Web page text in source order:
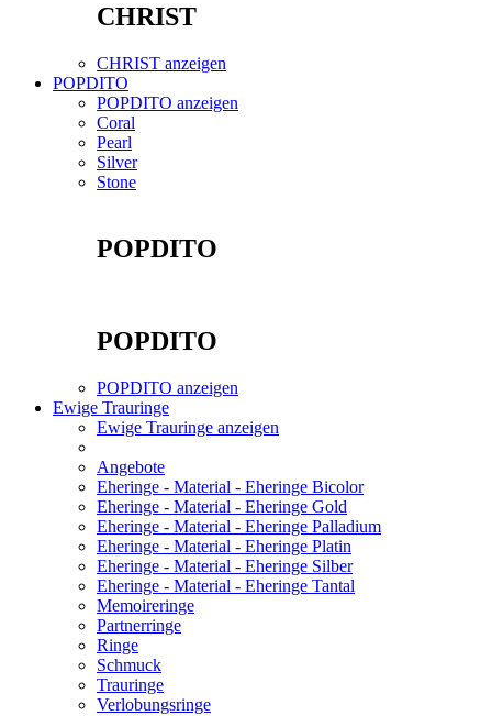
CHRIST
CHRIST anzeigen
POPDITO
POPDITO anzeigen
Coral
Pearl
Silver
Stone
POPDITO
POPDITO
POPDITO anzeigen
Ewige Trauringe
Ewige Trauringe anzeigen
Angebote
Eheringe - Material - Eheringe Bicolor
Eheringe - Material - Eheringe Gold
Eheringe - Material - Eheringe Palladium
Eheringe - Material - Eheringe Platin
Eheringe - Material - Eheringe Silber
Eheringe - Material - Eheringe Tantal
Memoireringe
Partnerringe
Ringe
Schmuck
Trauringe
Verlobungsringe